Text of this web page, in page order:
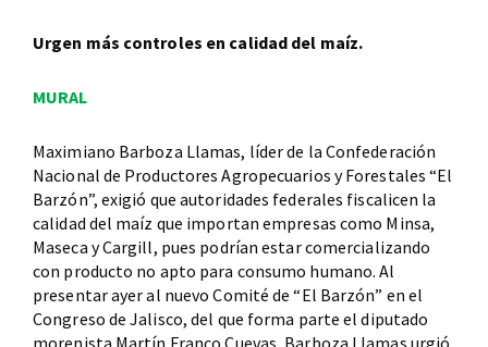
Urgen más controles en calidad del maíz.
MURAL
Maximiano Barboza Llamas, líder de la Confederación
Nacional de Productores Agropecuarios y Forestales “El
Barzón”, exigió que autoridades federales fiscalicen la
calidad del maíz que importan empresas como Minsa,
Maseca y Cargill, pues podrían estar comercializando
con producto no apto para consumo humano. Al
presentar ayer al nuevo Comité de “El Barzón” en el
Congreso de Jalisco, del que forma parte el diputado
morenista Martín Franco Cuevas, Barboza Llamas urgió